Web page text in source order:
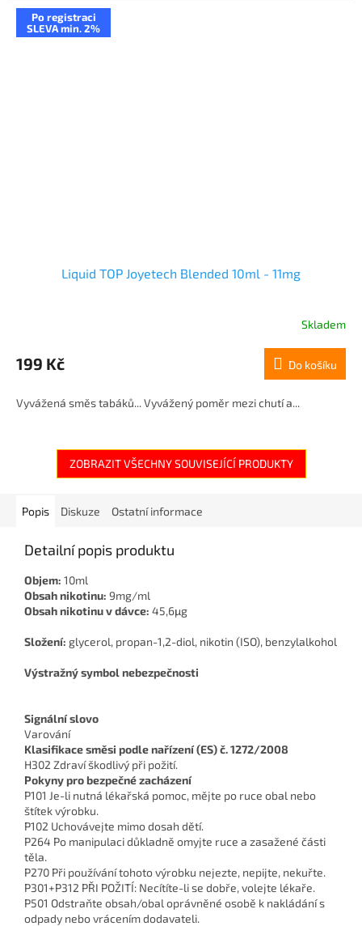
Po registraci
SLEVA min. 2%
Liquid TOP Joyetech Blended 10ml - 11mg
Skladem
199 Kč Do košíku
Vyvážená směs tabáků... Vyvážený poměr mezi chutí a...
ZOBRAZIT VŠECHNY SOUVISEJÍCÍ PRODUKTY
Popis Diskuze Ostatní informace
Detailní popis produktu
Objem: 10ml
Obsah nikotinu: 9mg/ml
Obsah nikotinu v dávce: 45,6μg
Složení: glycerol, propan-1,2-diol, nikotin (ISO), benzylalkohol
Výstražný symbol nebezpečnosti
Signální slovo
Varování
Klasifikace směsi podle nařízení (ES) č. 1272/2008
H302 Zdraví škodlivý při požití.
Pokyny pro bezpečné zacházení
P101 Je-li nutná lékařská pomoc, mějte po ruce obal nebo
štítek výrobku.
P102 Uchovávejte mimo dosah dětí.
P264 Po manipulaci důkladně omyjte ruce a zasažené části
těla.
P270 Při používání tohoto výrobku nejezte, nepijte, nekuřte.
P301+P312 PŘI POŽITÍ: Necítíte-li se dobře, volejte lékaře.
P501 Odstraňte obsah/obal oprávněné osobě k nakládání s
odpady nebo vrácením dodavateli.